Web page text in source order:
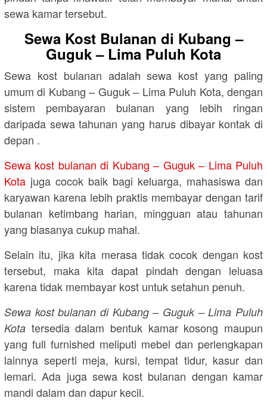
sewa kamar tersebut.
Sewa Kost Bulanan di Kubang –
Guguk – Lima Puluh Kota
Sewa kost bulanan adalah sewa kost yang paling
umum di Kubang – Guguk – Lima Puluh Kota, dengan
sistem pembayaran bulanan yang lebih ringan
daripada sewa tahunan yang harus dibayar kontak di
depan .
Sewa kost bulanan di Kubang – Guguk – Lima Puluh
Kota juga cocok baik bagi keluarga, mahasiswa dan
karyawan karena lebih praktis membayar dengan tarif
bulanan ketimbang harian, mingguan atau tahunan
yang biasanya cukup mahal.
Selain itu, jika kita merasa tidak cocok dengan kost
tersebut, maka kita dapat pindah dengan leluasa
karena tidak membayar kost untuk setahun penuh.
Sewa kost bulanan di Kubang – Guguk – Lima Puluh
Kota tersedia dalam bentuk kamar kosong maupun
yang full furnished meliputi mebel dan perlengkapan
lainnya seperti meja, kursi, tempat tidur, kasur dan
lemari. Ada juga sewa kost bulanan dengan kamar
mandi dalam dan dapur kecil.